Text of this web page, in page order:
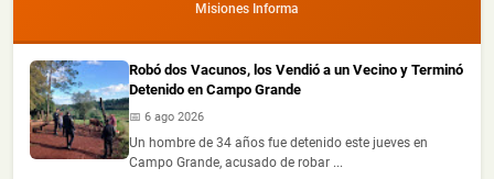
Misiones Informa
Robó dos Vacunos, los Vendió a un Vecino y Terminó
Detenido en Campo Grande
📅 6 ago 2026
Un hombre de 34 años fue detenido este jueves en
Campo Grande, acusado de robar ...